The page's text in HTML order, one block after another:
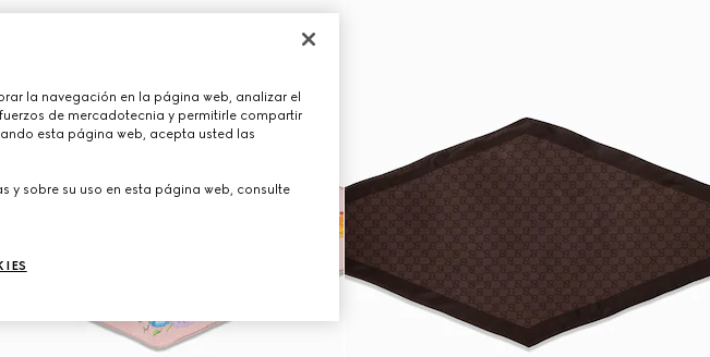
la navegación en la página web, analizar el
de mercadotecnia y permitirle compartir
esta página web, acepta usted las
y sobre su uso en esta página web, consulte